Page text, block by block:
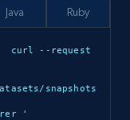
curl --request
snapshots
'
Java Ruby